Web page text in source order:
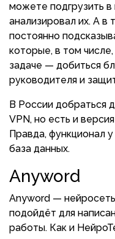
можете подгрузить
анализировал их. А в
постоянно
которые, в том
задаче — добиться
руководителя и
В России добраться
VPN, но есть и
Правда, функционал
база данных.
Anyword
Anyword —
подойдёт для
работы. Как и